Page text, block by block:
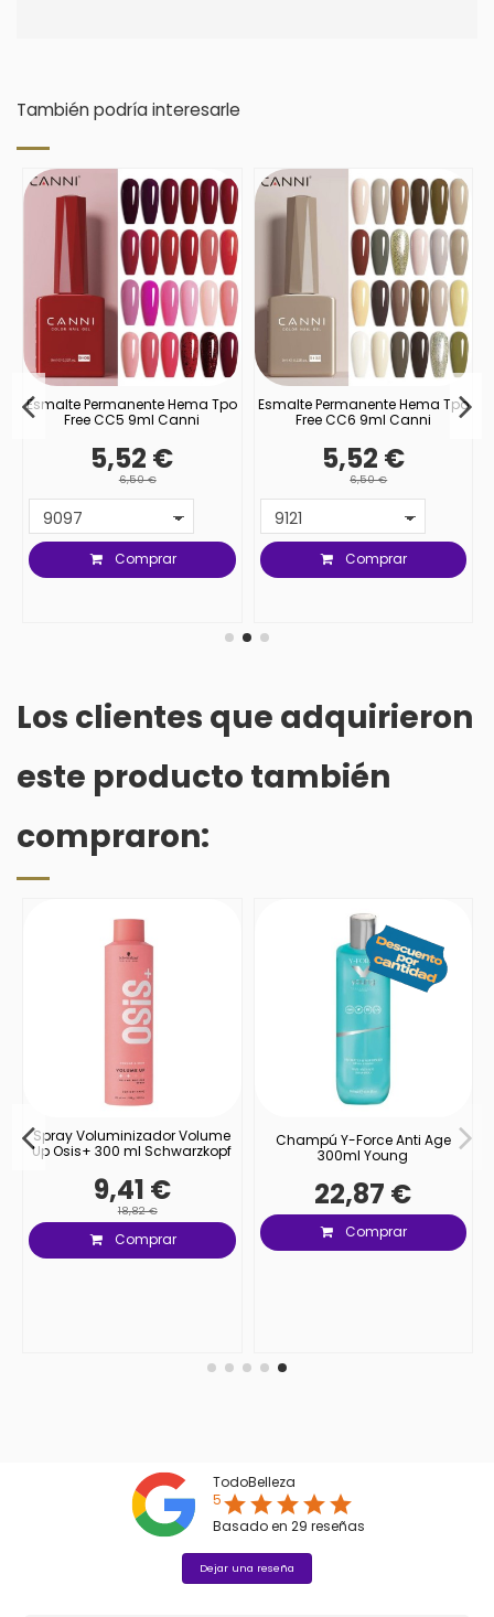
También podría interesarle
Esmalte Permanente Hema Tpo
Free CC5 9ml Canni
5,52 €
6,50 €
Comprar
Esmalte Permanente Hema Tpo
Free CC6 9ml Canni
5,52 €
6,50 €
Comprar
Los clientes que adquirieron
este producto también
compraron:
Spray Voluminizador Volume
Up Osis+ 300 ml Schwarzkopf
9,41 €
18,82 €
Comprar
Champú Y-Force Anti Age
300ml Young
22,87 €
Comprar
TodoBelleza
5starstarstarstarstar
Basado en 29 reseñas
Dejar una reseña